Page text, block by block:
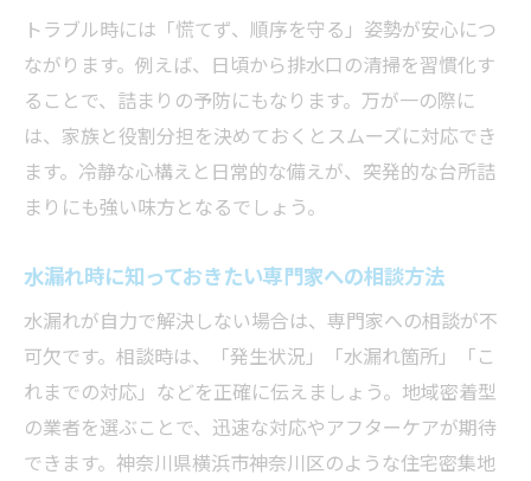
トラブル時には「慌てず、順序を守る」姿勢が安心につ
ながります。例えば、日頃から排水口の清掃を習慣化す
ることで、詰まりの予防にもなります。万が一の際に
は、家族と役割分担を決めておくとスムーズに対応でき
ます。冷静な心構えと日常的な備えが、突発的な台所詰
まりにも強い味方となるでしょう。
水漏れ時に知っておきたい専門家への相談方法
水漏れが自力で解決しない場合は、専門家への相談が不
可欠です。相談時は、「発生状況」「水漏れ箇所」「こ
れまでの対応」などを正確に伝えましょう。地域密着型
の業者を選ぶことで、迅速な対応やアフターケアが期待
できます。神奈川県横浜市神奈川区のような住宅密集地